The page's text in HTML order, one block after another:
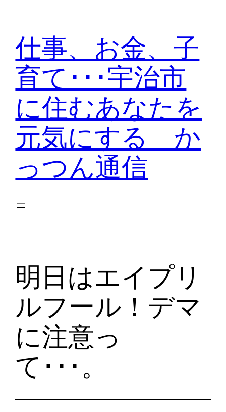
仕事、お金、子
育て･･･宇治市
に住むあなたを
元気にする か
っつん通信
明日はエイプリ
ルフール！デマ
に注意っ
て･･･。